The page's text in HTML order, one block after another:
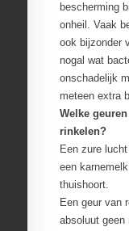
bescherming
onheil. Vaak
ook bijzonder
nogal wat
onschadelijk
meteen extra
Welke
rinkelen?
Een zure
een
thuishoort.
Een geur van
absoluut geen